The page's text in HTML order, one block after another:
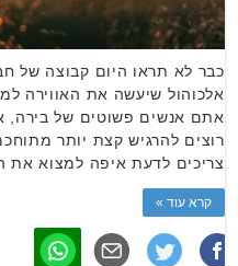
כבר לא תראו היום קבוצה של
אלכוהול שיעשה את האווירה
אתם אנשים פשוטים של בירה,
רוצים להרגיש קצת יותר
צריכים לדעת איפה למצוא את
קרא עוד »